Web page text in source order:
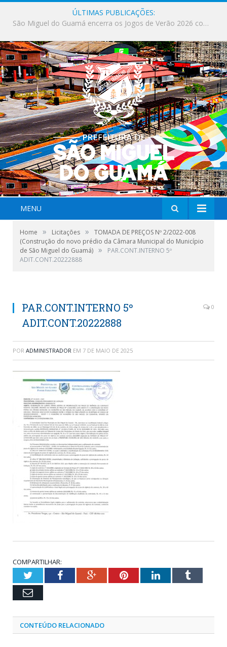
ÚLTIMAS PUBLICAÇÕES:
Milhares de fiéis tomam as ruas de São Miguel do Guamá em uma grande celebração de fé na Marcha para Jesus 2026.
MENU
Home » Licitações »
TOMADA DE PREÇOS Nº 2/2022-008
(Construção do novo prédio da Câmara Municipal do Município
de São Miguel do Guamá) »
PAR.CONT.INTERNO 5º
ADIT.CONT.20222888
PAR.CONT.INTERNO 5º
ADIT.CONT.20222888
0
POR ADMINISTRADOR EM 7 DE MAIO DE 2025
COMPARTILHAR:
TwitterFacebookGoogle+PinterestLinkedInTumblr
Email
CONTEÚDO RELACIONADO